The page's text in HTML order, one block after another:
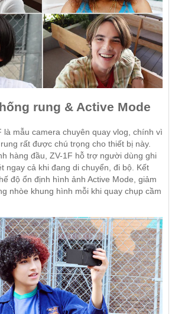
rung & Active Mode
là mẫu camera chuyên quay vlog, chính vì
rất được chú trọng cho thiết bị này.
hàng đầu, ZV-1F hỗ trợ người dùng ghi
ngay cả khi đang di chuyển, đi bộ. Kết
độ ổn định hình ảnh Active Mode, giảm
nhòe khung hình mỗi khi quay chụp cầm